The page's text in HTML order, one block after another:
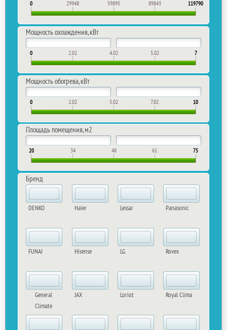
0 29948 59895 89843 119790
Мощность охлаждения, кВт
0 2.02 4.02 5.02 7
Мощность обогрева, кВт
0 2.02 5.02 7.02 10
Площадь помещения, м2
20 34 48 61 75
Бренд
DENKO
FUNAI
General
Climate
Haier
Hisense
JAX
Lessar
LG
Loriot
Panasonic
Rovex
Royal Clima